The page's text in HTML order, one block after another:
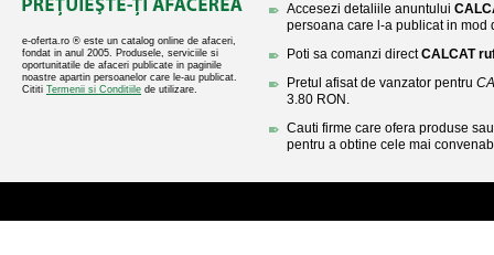
e-oferta.ro ® este un catalog online de afaceri,
fondat in anul 2005. Produsele, serviciile si
oportunitatile de afaceri publicate in paginile
noastre apartin persoanelor care le-au publicat.
Cititi Termenii si Conditiile de utilizare.
Accesezi detaliile anuntului
persoana care l-a publicat in mod
Poti sa comanzi directCALCAT
Pretul afisat de vanzator pentru
3.80 RON.
Cauti firme care ofera produse
pentru a obtine cele mai